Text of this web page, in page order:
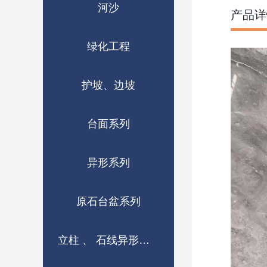
河沙
绿化工程
护坡、边坡
台面系列
异形系列
原石台盆系列
立柱 、 石线异形成品系列
产品